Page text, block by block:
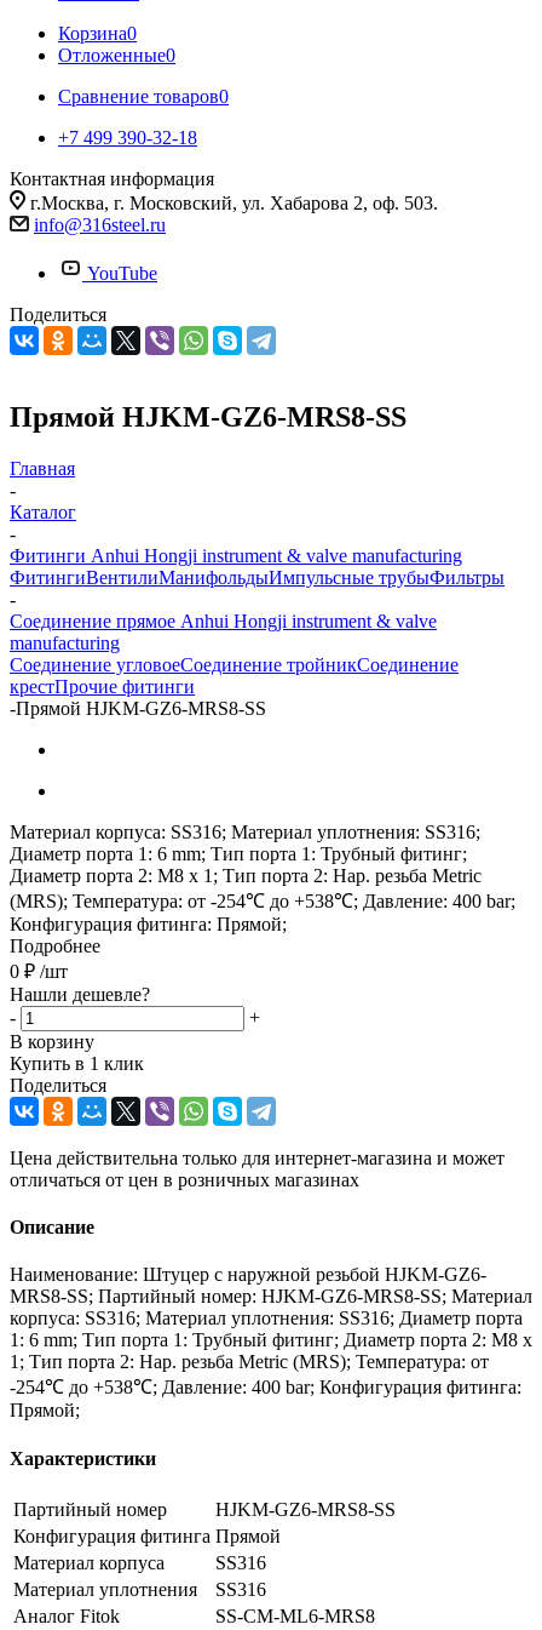
Корзина0
Отложенные0
Сравнение товаров0
+7 499 390-32-18
Контактная информация
г.Москва, г. Московский, ул. Хабарова 2, оф. 503.
info@316steel.ru
YouTube
Поделиться
Прямой HJKM-GZ6-MRS8-SS
Главная
-
Каталог
-
Фитинги Anhui Hongji instrument & valve manufacturing
ФитингиВентилиМанифольдыИмпульсные трубыФильтры
-
Соединение прямое Anhui Hongji instrument & valve
manufacturing
Соединение угловоеСоединение тройникСоединение
крестПрочие фитинги
-Прямой HJKM-GZ6-MRS8-SS
Материал корпуса: SS316; Материал уплотнения: SS316;
Диаметр порта 1: 6 mm; Тип порта 1: Трубный фитинг;
Диаметр порта 2: M8 x 1; Тип порта 2: Нар. резьба Metric
(MRS); Температура: от -254℃ до +538℃; Давление: 400 bar;
Конфигурация фитинга: Прямой;
Подробнее
0 ₽ /шт
Нашли дешевле?
-
+
В корзину
Купить в 1 клик
Поделиться
Цена действительна только для интернет-магазина и может
отличаться от цен в розничных магазинах
Описание
Наименование: Штуцер с наружной резьбой HJKM-GZ6-
MRS8-SS; Партийный номер: HJKM-GZ6-MRS8-SS; Материал
корпуса: SS316; Материал уплотнения: SS316; Диаметр порта
1: 6 mm; Тип порта 1: Трубный фитинг; Диаметр порта 2: M8 x
1; Тип порта 2: Нар. резьба Metric (MRS); Температура: от
-254℃ до +538℃; Давление: 400 bar; Конфигурация фитинга:
Прямой;
Характеристики
Партийный номер
HJKM-GZ6-MRS8-SS
Конфигурация фитинга Прямой
Материал корпуса
SS316
Материал уплотнения
SS316
Аналог Fitok
SS-CM-ML6-MRS8